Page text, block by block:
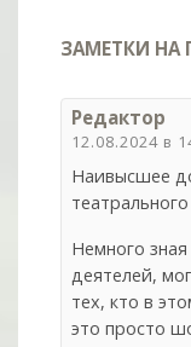
ЗАМЕТКИ НА
Редактор
12.08.2024 в
Наивысшее
театрального
Немного
деятелей,
тех, кто в
это просто